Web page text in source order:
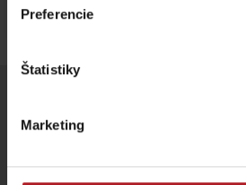
Preferencie
Štatistiky
Marketing
Stay in Liptov!